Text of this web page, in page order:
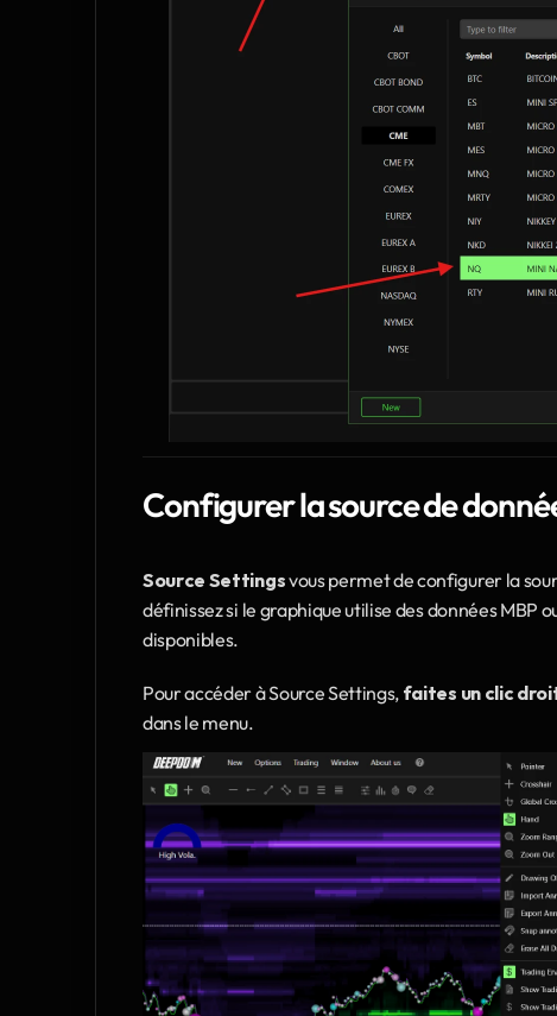
Configurer la source de
Source Settings vous permet de configurer la
définissez si le graphique utilise des données
disponibles.
Pour accéder à Source Settings, faites un clic
dans le menu.